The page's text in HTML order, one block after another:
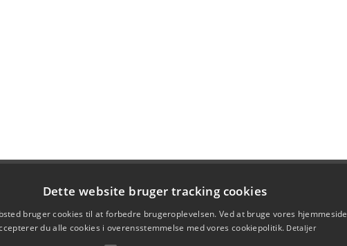
Dette website bruger tracking cookies
bruger cookies til at forbedre brugeroplevelsen. Ved at bruge vores hjemmeside
du alle cookies i overensstemmelse med vores cookiepolitik. Detaljer